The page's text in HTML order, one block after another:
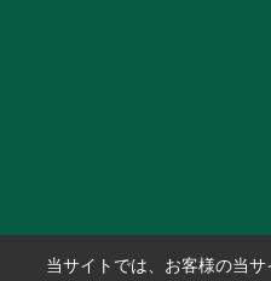
当サイトでは、お客様の当